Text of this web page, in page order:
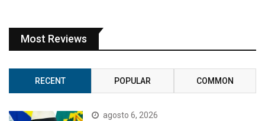
Most Reviews
RECENT POPULAR COMMON
agosto 6, 2026